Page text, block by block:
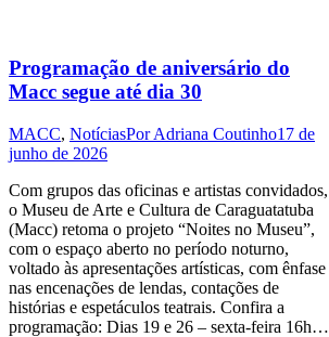
Programação de aniversário do
Macc segue até dia 30
MACC, NotíciasPorAdriana Coutinho17 de
junho de 2026
Com grupos das oficinas e artistas convidados,
o Museu de Arte e Cultura de Caraguatatuba
(Macc) retoma o projeto “Noites no Museu”,
com o espaço aberto no período noturno,
voltado às apresentações artísticas, com ênfase
nas encenações de lendas, contações de
histórias e espetáculos teatrais. Confira a
programação: Dias 19 e 26 – sexta-feira 16h…